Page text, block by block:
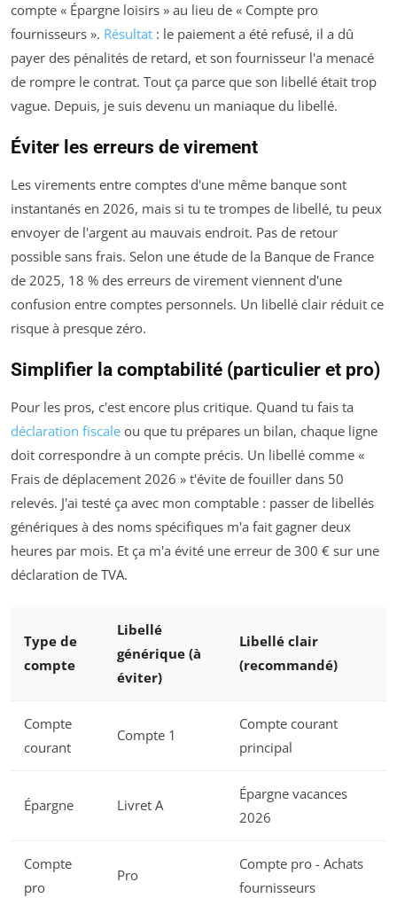
compte « Épargne loisirs » au lieu de « Compte pro
fournisseurs ». Résultat : le paiement a été refusé, il a dû
payer des pénalités de retard, et son fournisseur l'a menacé
de rompre le contrat. Tout ça parce que son libellé était trop
vague. Depuis, je suis devenu un maniaque du libellé.
Éviter les erreurs de virement
Les virements entre comptes d'une même banque sont
instantanés en 2026, mais si tu te trompes de libellé, tu peux
envoyer de l'argent au mauvais endroit. Pas de retour
possible sans frais. Selon une étude de la Banque de France
de 2025, 18 % des erreurs de virement viennent d'une
confusion entre comptes personnels. Un libellé clair réduit ce
risque à presque zéro.
Simplifier la comptabilité (particulier et pro)
Pour les pros, c'est encore plus critique. Quand tu fais ta
déclaration fiscale ou que tu prépares un bilan, chaque ligne
doit correspondre à un compte précis. Un libellé comme «
Frais de déplacement 2026 » t'évite de fouiller dans 50
relevés. J'ai testé ça avec mon comptable : passer de libellés
génériques à des noms spécifiques m'a fait gagner deux
heures par mois. Et ça m'a évité une erreur de 300 € sur une
déclaration de TVA.
Type de
compte
Libellé
générique (à
éviter)
Libellé clair
(recommandé)
Compte
courant
Compte 1
Compte courant
principal
Épargne Livret A
Épargne vacances
2026
Compte
pro
Pro
Compte pro - Achats
fournisseurs